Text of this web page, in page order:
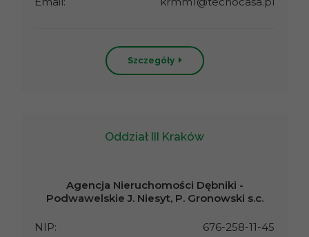
Szczegóły
Oddział III Kraków
Agencja Nieruchomości Dębniki -
Podwawelskie J. Niesyt, P. Gronowski s.c.
NIP:
676-258-11-45